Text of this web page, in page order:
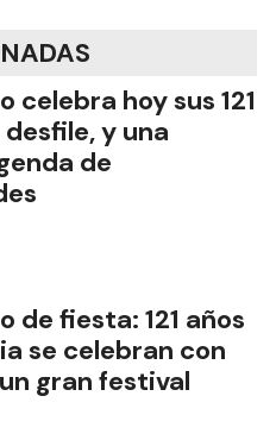
celebra hoy sus 121
y una
de
de fiesta: 121 años
se celebran con
gran festival